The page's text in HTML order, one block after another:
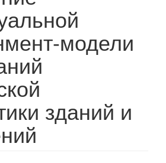
модели
зданий и